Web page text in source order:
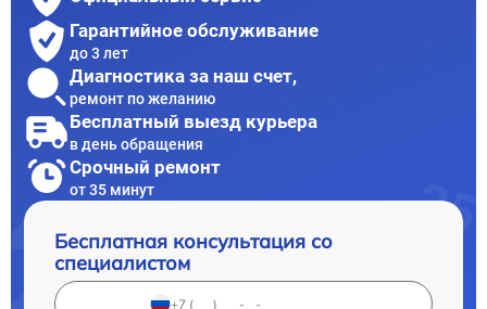
Гарантийное обслуживание
до 3 лет
Диагностика за наш счет,
ремонт по желанию
Бесплатный выезд курьера
в день обращения
Срочный ремонт
от 35 минут
Бесплатная консультация со
специалистом